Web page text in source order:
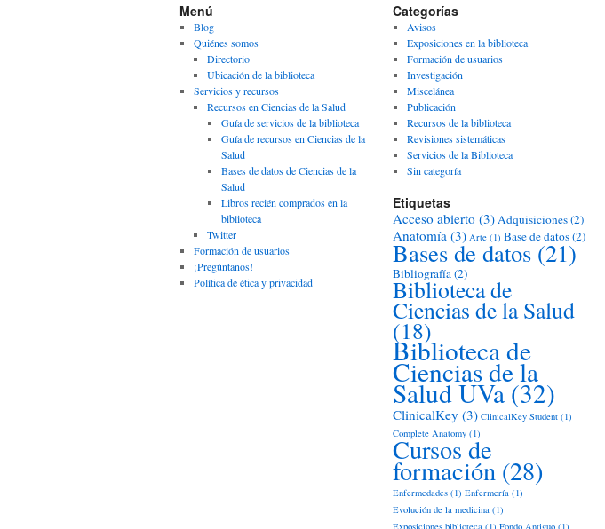
Menú
Blog
Quiénes somos
Directorio
Ubicación de la biblioteca
Servicios y recursos
Recursos en Ciencias de la Salud
Guía de servicios de la biblioteca
Guía de recursos en Ciencias de la
Salud
Bases de datos de Ciencias de la
Salud
Libros recién comprados en la
biblioteca
Twitter
Formación de usuarios
¡Pregúntanos!
Política de ética y privacidad
Categorías
Avisos
Exposiciones en la biblioteca
Formación de usuarios
Investigación
Miscelánea
Publicación
Recursos de la biblioteca
Revisiones sistemáticas
Servicios de la Biblioteca
Sin categoría
Etiquetas
Acceso abierto (3)Adquisiciones(2)
Anatomía (3) Arte (1) Base de datos(2)
Bases de datos (21)
Bibliografía(2)
Biblioteca de
Ciencias de la Salud
(18)
Biblioteca de
Ciencias de la
Salud UVa(32)
ClinicalKey (3) ClinicalKey Student (1)
Complete Anatomy (1)
Cursos de
formación (28)
Enfermedades (1) Enfermería (1)
Evolución de la medicina (1)
Exposiciones biblioteca (1) Fondo Antiguo (1)